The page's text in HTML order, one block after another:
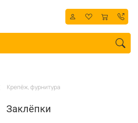
Крепёж, фурнитура
Заклёпки